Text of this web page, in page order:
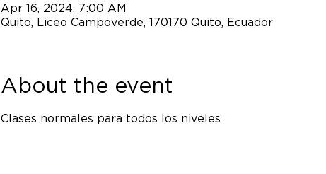
Apr 16, 2024, 7:00 AM
Quito, Liceo Campoverde, 170170 Quito, Ecuador
About the event
Clases normales para todos los niveles